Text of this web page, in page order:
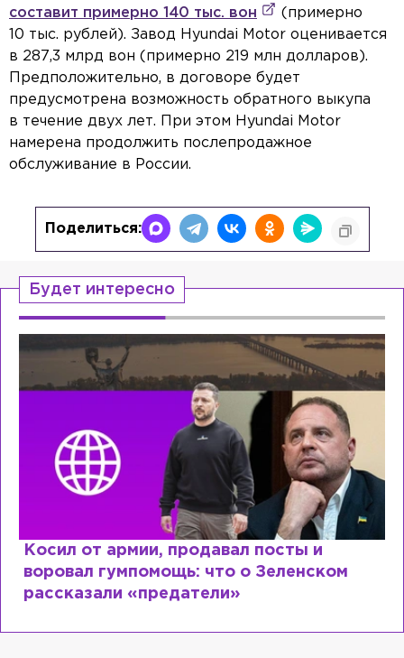
составит примерно 140 тыс. вон
(примерно
10 тыс. рублей). Завод Hyundai Motor оценивается
в 287,3 млрд вон (примерно 219 млн долларов).
Предположительно, в договоре будет
предусмотрена возможность обратного выкупа
в течение двух лет. При этом Hyundai Motor
намерена продолжить послепродажное
обслуживание в России.
Поделиться:
Будет интересно
Рыдает из-за мужа, но опять
Лазаревым: как Лера Кудрявцева
сходит с ума